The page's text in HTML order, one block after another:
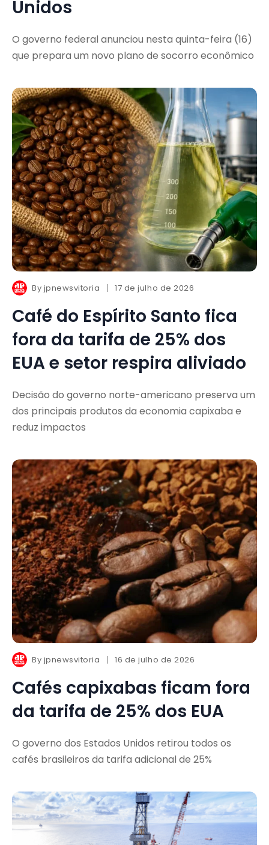
Unidos
O governo federal anunciou nesta quinta-feira (16)
que prepara um novo plano de socorro econômico
By jpnewsvitoria 17 de julho de 2026
Café do Espírito Santo fica
fora da tarifa de 25% dos
EUA e setor respira aliviado
Decisão do governo norte-americano preserva um
dos principais produtos da economia capixaba e
reduz impactos
By jpnewsvitoria 16 de julho de 2026
Cafés capixabas ficam fora
da tarifa de 25% dos EUA
O governo dos Estados Unidos retirou todos os
cafés brasileiros da tarifa adicional de 25%